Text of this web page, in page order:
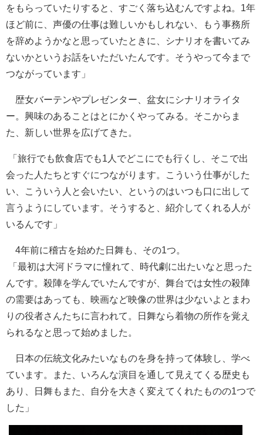
をもらっていたりすると、すごく落ち込むんですよね。1年
ほど前に、声優の仕事は難しいかもしれない、もう事務所
を辞めようかなと思っていたときに、シナリオを書いてみ
ないかというお話をいただいたんです。そうやって今まで
つながっています」
歴女バーテンやプレゼンター、盆女にシナリオライタ
ー。興味のあることはとにかくやってみる。そこからま
た、新しい世界を広げてきた。
「旅行でも飲食店でも1人でどこにでも行くし、そこで出
会った人たちとすぐにつながります。こういう仕事がした
い、こういう人と会いたい、というのはいつも口に出して
言うようにしています。そうすると、紹介してくれる人が
いるんです」
4年前に稽古を始めた日舞も、その1つ。
「最初は大河ドラマに憧れて、時代劇に出たいなと思った
んです。殺陣を学んでいたんですが、舞台では女性の殺陣
の需要はあっても、映画など映像の世界は少ないよとまわ
りの役者さんたちに言われて。日舞なら着物の所作を覚え
られるなと思って始めました。
日本の伝統文化みたいなものを身を持って体験し、学べ
ています。また、いろんな演目を通して見えてくる歴史も
あり、日舞もまた、自分を大きく変えてくれたものの1つで
した」